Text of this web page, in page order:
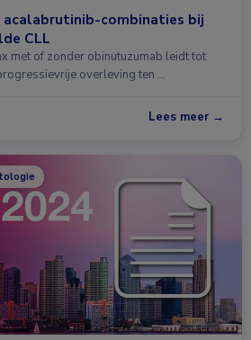
acalabrutinib-combinaties bij
CLL
met of zonder obinutuzumab leidt tot
overleving ten …
Lees meer →